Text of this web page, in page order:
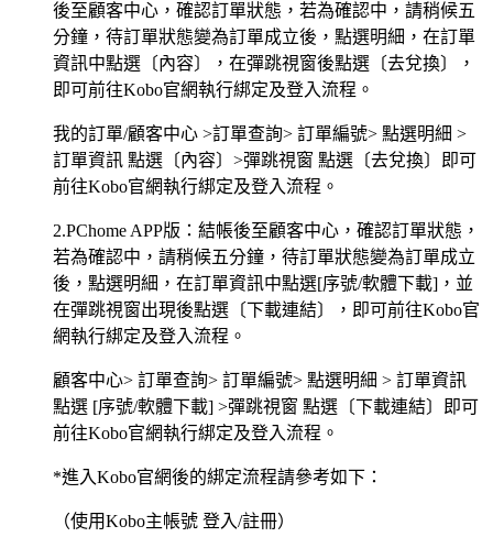
後至顧客中心，確認訂單狀態，若為確認中，請稍候五
分鐘，待訂單狀態變為訂單成立後，點選明細，在訂單
資訊中點選〔內容〕，在彈跳視窗後點選〔去兌換〕，
即可前往Kobo官網執行綁定及登入流程。
我的訂單/顧客中心 >訂單查詢> 訂單編號> 點選明細 >
訂單資訊 點選〔內容〕>彈跳視窗 點選〔去兌換〕即可
前往Kobo官網執行綁定及登入流程。
2.PChome APP版：結帳後至顧客中心，確認訂單狀態，
若為確認中，請稍候五分鐘，待訂單狀態變為訂單成立
後，點選明細，在訂單資訊中點選[序號/軟體下載]，並
在彈跳視窗出現後點選〔下載連結〕，即可前往Kobo官
網執行綁定及登入流程。
顧客中心> 訂單查詢> 訂單編號> 點選明細 > 訂單資訊
點選 [序號/軟體下載] >彈跳視窗 點選〔下載連結〕即可
前往Kobo官網執行綁定及登入流程。
*進入Kobo官網後的綁定流程請參考如下：
（使用Kobo主帳號 登入/註冊）